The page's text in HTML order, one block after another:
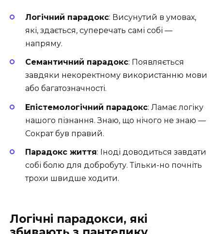
Логічний парадокс: Висунутий в умовах,
які, здається, суперечать самі собі —
напряму.
Семантичний парадокс: Появляється
завдяки некоректному використанню мови
або багатозначності.
Епістемологічний парадокс: Ламає логіку
нашого пізнання. Знаю, що нічого не знаю —
Сократ був правий.
Парадокс життя: Іноді доводиться завдати
собі болю для добробуту. Тільки-но почніть
трохи швидше ходити.
Логічні парадокси, які